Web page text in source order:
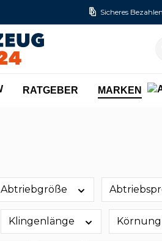
Sicheres Bezahlen
RATGEBER MARKEN
Abtriebgröße
Klingenlänge Körnung